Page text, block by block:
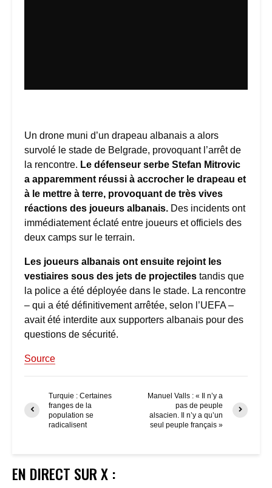
Un drone muni d’un drapeau albanais a alors
survolé le stade de Belgrade, provoquant l’arrêt de
la rencontre. Le défenseur serbe Stefan Mitrovic
a apparemment réussi à accrocher le drapeau et
à le mettre à terre, provoquant de très vives
réactions des joueurs albanais. Des incidents ont
immédiatement éclaté entre joueurs et officiels des
deux camps sur le terrain.
Les joueurs albanais ont ensuite rejoint les
vestiaires sous des jets de projectiles tandis que
la police a été déployée dans le stade. La rencontre
– qui a été définitivement arrêtée, selon l’UEFA –
avait été interdite aux supporters albanais pour des
questions de sécurité.
Source
Turquie : Certaines
franges de la
population se
radicalisent
Manuel Valls : « Il n’y a
pas de peuple
alsacien. Il n’y a qu’un
seul peuple français »
EN DIRECT SUR X :